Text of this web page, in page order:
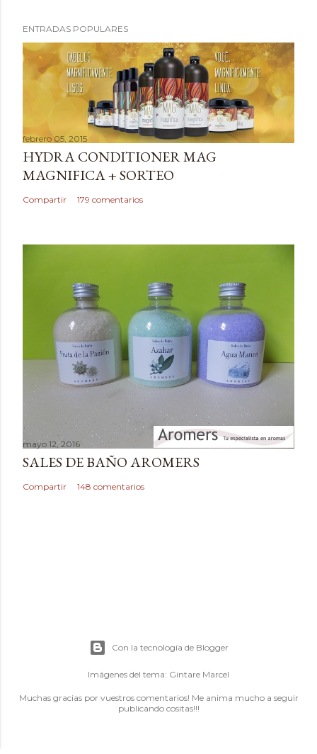
ENTRADAS POPULARES
febrero 05, 2015
HYDRA CONDITIONER MAG
MAGNIFICA + SORTEO
Compartir 179 comentarios
mayo 12, 2016
SALES DE BAÑO AROMERS
Compartir 148 comentarios
Con la tecnología de Blogger
Imágenes del tema: Gintare Marcel
Muchas gracias por vuestros comentarios! Me anima mucho a seguir
publicando cositas!!!